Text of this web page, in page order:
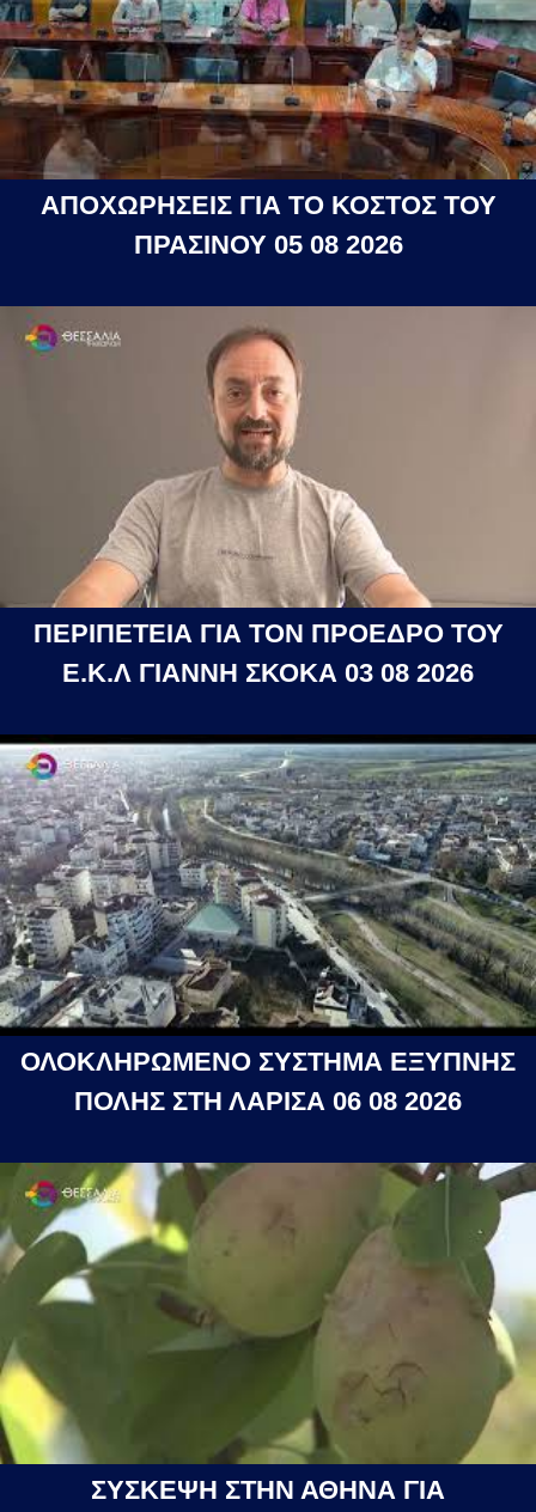
ΑΠΟΧΩΡΗΣΕΙΣ ΓΙΑ ΤΟ ΚΟΣΤΟΣ ΤΟΥ
ΠΡΑΣΙΝΟΥ 05 08 2026
ΠΕΡΙΠΕΤΕΙΑ ΓΙΑ ΤΟΝ ΠΡΟΕΔΡΟ ΤΟΥ
Ε.Κ.Λ ΓΙΑΝΝΗ ΣΚΟΚΑ 03 08 2026
ΟΛΟΚΛΗΡΩΜΕΝΟ ΣΥΣΤΗΜΑ ΕΞΥΠΝΗΣ
ΠΟΛΗΣ ΣΤΗ ΛΑΡΙΣΑ 06 08 2026
ΣΥΣΚΕΨΗ ΣΤΗΝ ΑΘΗΝΑ ΓΙΑ